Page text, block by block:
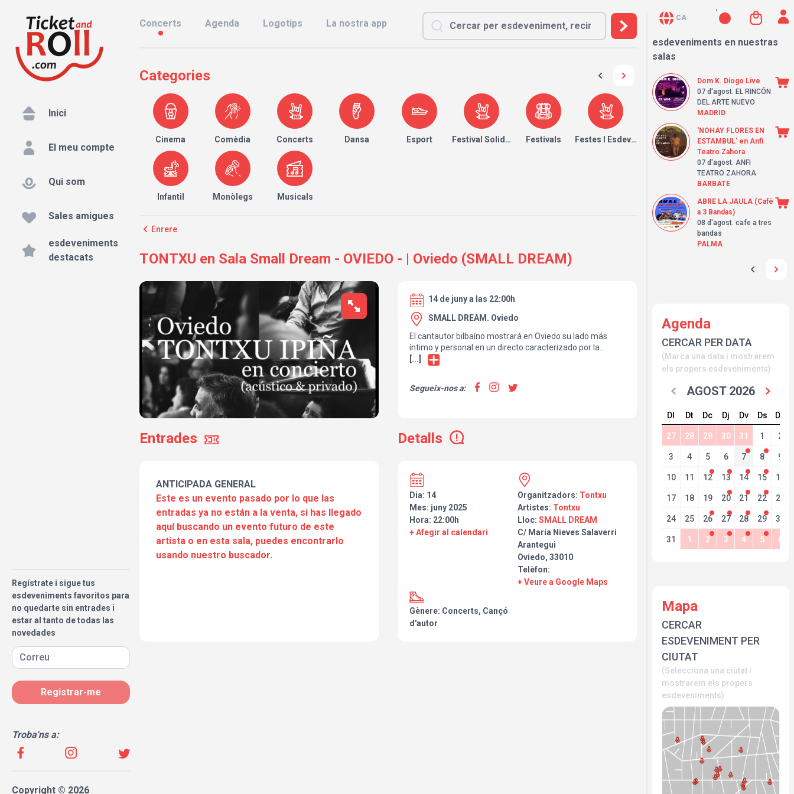
Inici
El meu compte
Qui som
Sales amigues
esdeveniments
destacats
Regístrate i sigue tus
esdeveniments favoritos para
no quedarte sin entrades i
estar al tanto de todas las
novedades
Registrar-me
Troba'ns a:
Copyright © 2026
Concerts Agenda Logotips La nostra app
Categories
Cinema Comèdia Concerts Dansa Esport Festival Solidari Festivals Festes I Esdeveniments
Infantil Monòlegs Musicals
Enrere
TONTXU en Sala Small Dream - OVIEDO - | Oviedo (SMALL DREAM)
14 de juny a las 22:00h
SMALL DREAM. Oviedo
El cantautor bilbaíno mostrará en Oviedo su lado más
íntimo y personal en un directo caracterizado por la
cercanía con su público más fiel.
[...]
Segueix-nos a:
Entrades Detalls
ANTICIPADA GENERAL
Este es un evento pasado por lo que las
entradas ya no están a la venta, si has llegado
aquí buscando un evento futuro de este
artista o en esta sala, puedes encontrarlo
usando nuestro buscador.
Dia: 14
Mes: juny 2025
Hora: 22:00h
+ Afegir al calendari
Organitzadors: Tontxu
Artistes: Tontxu
Lloc: SMALL DREAM
C/ María Nieves Salaverri
Arantegui
Oviedo, 33010
Telèfon:
+ Veure a Google Maps
Gènere: Concerts, Cançó
d'autor
CA
esdeveniments en nuestras
salas
Dom K. Diogo Live
07 d'agost. EL RINCÓN
DEL ARTE NUEVO
MADRID
'NOHAY FLORES EN
ESTAMBUL' en Anfi
Teatro Zahora
07 d'agost. ANFI
TEATRO ZAHORA
BARBATE
ABRE LA JAULA (Café
a 3 Bandas)
08 d'agost. cafe a tres
bandas
PALMA
Agenda
CERCAR PER DATA
(Marca una data i mostrarem
els propers esdeveniments)
AGOST 2026
Dl Dt Dc Dj Dv Ds Dg
27 28 29 30 31 1 2
3 4 5 6 7 8 9
10 11 12 13 14 15 16
17 18 19 20 21 22 23
24 25 26 27 28 29 30
31 1 2 3 4 5 6
Mapa
CERCAR
ESDEVENIMENT PER
CIUTAT
(Selecciona una ciutat i
mostrarem els propers
esdeveniments)